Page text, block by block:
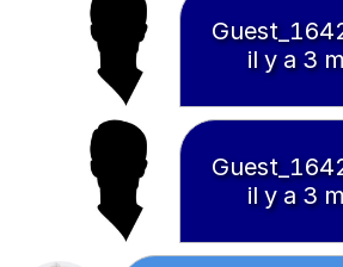
il y a 3
il y a 3